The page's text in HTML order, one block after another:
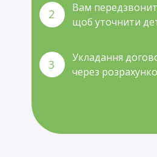
Вам
щоб уточнити
2
Укладання
через
3